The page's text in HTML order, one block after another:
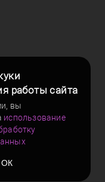
работы сайта
вы
использование
ОК